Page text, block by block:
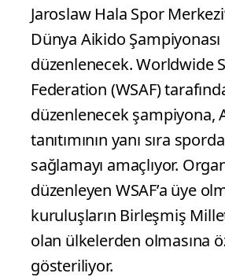
Jaroslaw Hala Spor
Dünya Aikido Şampiyonası
düzenlenecek. Worldwide
Federation (WSAF)
düzenlenecek şampiyona,
tanıtımının yanı sıra
sağlamayı amaçlıyor.
düzenleyen WSAF’a üye
kuruluşların Birleşmiş
olan ülkelerden olmasına
gösteriliyor.